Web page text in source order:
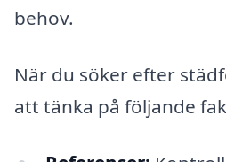
behov.
När du söker efter
att tänka på följande